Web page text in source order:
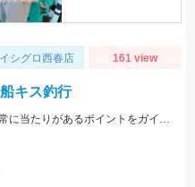
イシグロ西春店 161 view
キス釣行
すばる丸 5～8時（3時間ショート便）常に当たりがあるポイントをガイドして頂きました♪